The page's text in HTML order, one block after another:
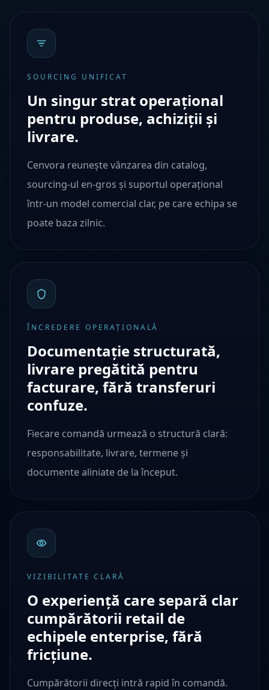
SOURCING UNIFICAT
Un singur strat operațional
pentru produse, achiziții și
livrare.
Cenvora reunește vânzarea din catalog,
sourcing-ul en-gros și suportul operațional
într-un model comercial clar, pe care echipa se
poate baza zilnic.
ÎNCREDERE OPERAȚIONALĂ
Documentație structurată,
livrare pregătită pentru
facturare, fără transferuri
confuze.
Fiecare comandă urmează o structură clară:
responsabilitate, livrare, termene și
documente aliniate de la început.
VIZIBILITATE CLARĂ
O experiență care separă clar
cumpărătorii retail de
echipele enterprise, fără
fricțiune.
Cumpărătorii direcți intră rapid în comandă.